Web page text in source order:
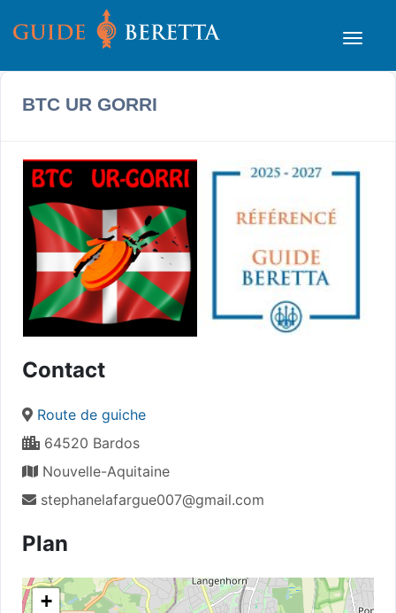
BTC UR GORRI
Contact
Route de guiche
64520 Bardos
Nouvelle-Aquitaine
stephanelafargue007@gmail.com
Plan
+